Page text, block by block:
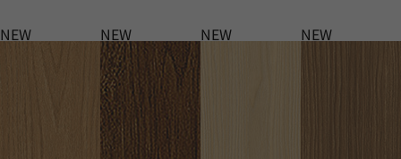
NEW NEW NEW NEW